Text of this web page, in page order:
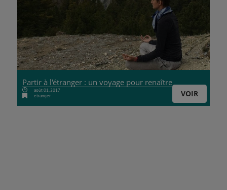
Partir à l'étranger : un voyage pour renaître
VOIR
août 01, 2017
etranger